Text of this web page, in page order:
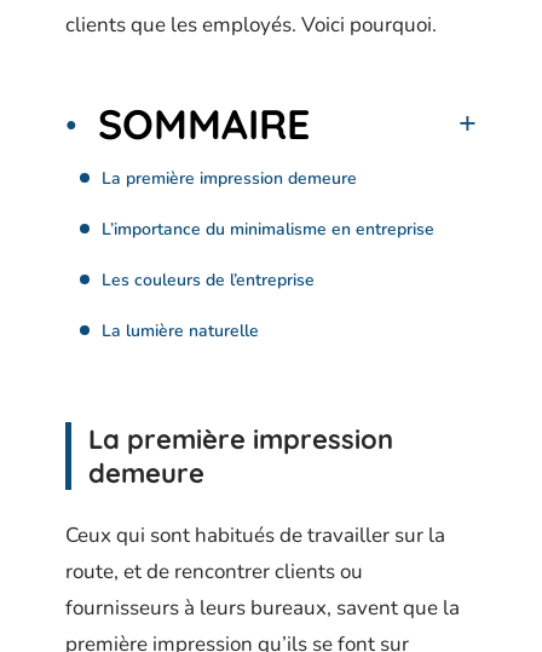
clients que les employés. Voici pourquoi.
SOMMAIRE
La première impression demeure
L’importance du minimalisme en entreprise
Les couleurs de l’entreprise
La lumière naturelle
La première impression
demeure
Ceux qui sont habitués de travailler sur la
route, et de rencontrer clients ou
fournisseurs à leurs bureaux, savent que la
première impression qu’ils se font sur